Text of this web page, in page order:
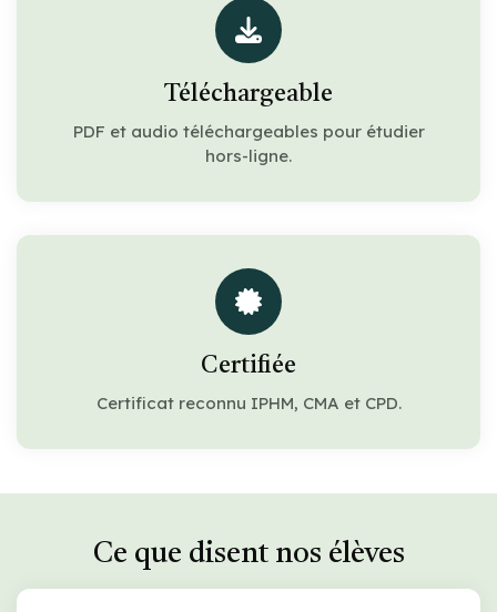
Téléchargeable
PDF et audio téléchargeables pour étudier
hors-ligne.
Certifiée
Certificat reconnu IPHM, CMA et CPD.
Ce que disent nos élèves